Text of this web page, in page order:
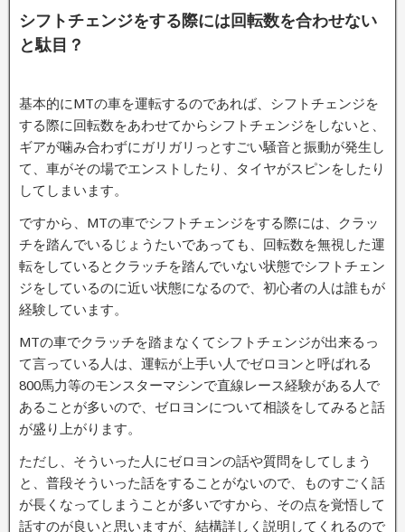
シフトチェンジをする際には回転数を合わせない
と駄目？
基本的にMTの車を運転するのであれば、シフトチェンジを
する際に回転数をあわせてからシフトチェンジをしないと、
ギアが噛み合わずにガリガリっとすごい騒音と振動が発生し
て、車がその場でエンストしたり、タイヤがスピンをしたり
してしまいます。
ですから、MTの車でシフトチェンジをする際には、クラッ
チを踏んでいるじょうたいであっても、回転数を無視した運
転をしているとクラッチを踏んでいない状態でシフトチェン
ジをしているのに近い状態になるので、初心者の人は誰もが
経験しています。
MTの車でクラッチを踏まなくてシフトチェンジが出来るっ
て言っている人は、運転が上手い人でゼロヨンと呼ばれる
800馬力等のモンスターマシンで直線レース経験がある人で
あることが多いので、ゼロヨンについて相談をしてみると話
が盛り上がります。
ただし、そういった人にゼロヨンの話や質問をしてしまう
と、普段そういった話をすることがないので、ものすごく話
が長くなってしまうことが多いですから、その点を覚悟して
話すのが良いと思いますが、結構詳しく説明してくれるので